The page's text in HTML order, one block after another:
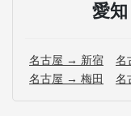
愛知
名古屋 → 新宿 名
名古屋 → 梅田
名